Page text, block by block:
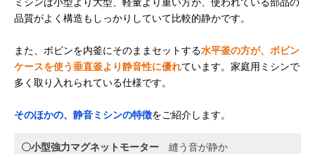
ミシンは小型より大型、軽量より重い方が、使われている部品の
品質がよく構造もしっかりしていて比較的静かです。
また、ボビンを内釜にそのままセットする水平釜の方が、ボビン
ケースを使う垂直釜より静音性に優れています。家庭用ミシンで
多く取り入れられている仕様です。
そのほかの、静音ミシンの特徴をご紹介します。
〇小型強力マグネットモーター 縫う音が静か